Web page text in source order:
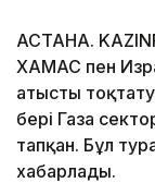
АСТАНА.
ХАМАС пен
атысты
бері Газа
тапқан. Бұл
хабарлады.